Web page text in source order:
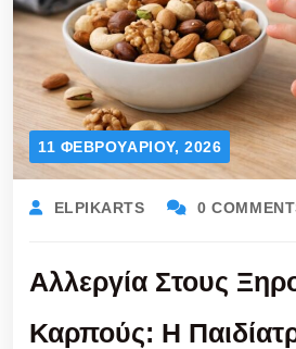
11 ΦΕΒΡΟΥΑΡΊΟΥ, 2026
ELPIKARTS 0
Αλλεργία Στους
Καρπούς: Η